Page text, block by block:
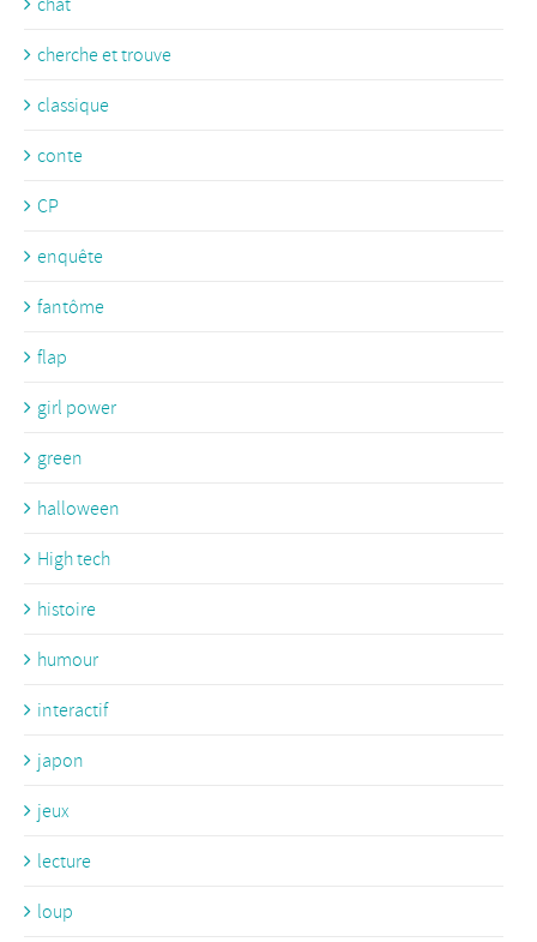
cherche et trouve
classique
conte
CP
enquête
fantôme
flap
girl power
green
halloween
High tech
histoire
humour
interactif
japon
jeux
lecture
loup